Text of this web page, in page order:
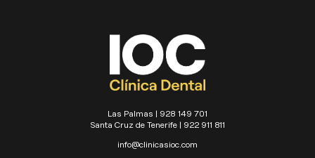
Las Palmas | 928 149 701
Santa Cruz de Tenerife | 922 911 811
info@clinicasioc.com